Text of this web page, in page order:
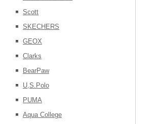
Scott
SKECHERS
GEOX
Clarks
BearPaw
U,S.Polo
PUMA
Aqua College